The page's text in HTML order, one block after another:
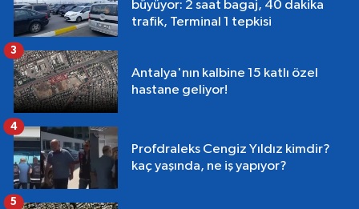
büyüyor: 2 saat bagaj, 40 dakika
trafik, Terminal 1 tepkisi
Antalya'nın kalbine 15 katlı özel
hastane geliyor!
3
Profdraleks Cengiz Yıldız kimdir?
kaç yaşında, ne iş yapıyor?
4
5